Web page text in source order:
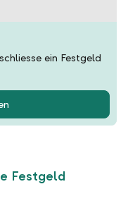
ein Festgeld
Festgeld